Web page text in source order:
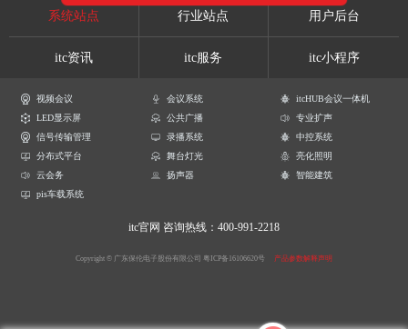
系统站点 行业站点 用户后台
itc资讯 itc服务 itc小程序
视频会议 会议系统
itcHUB会议一体机
LED显示屏
公共广播
专业扩声
信号传输管理
录播系统
中控系统
分布式平台
舞台灯光
亮化照明
云会务
扬声器
智能建筑
pis车载系统
itc官网 咨询热线：400-991-2218
Copyright © 广东保伦电子股份有限公司 粤ICP备16106620号 产品参数解释声明